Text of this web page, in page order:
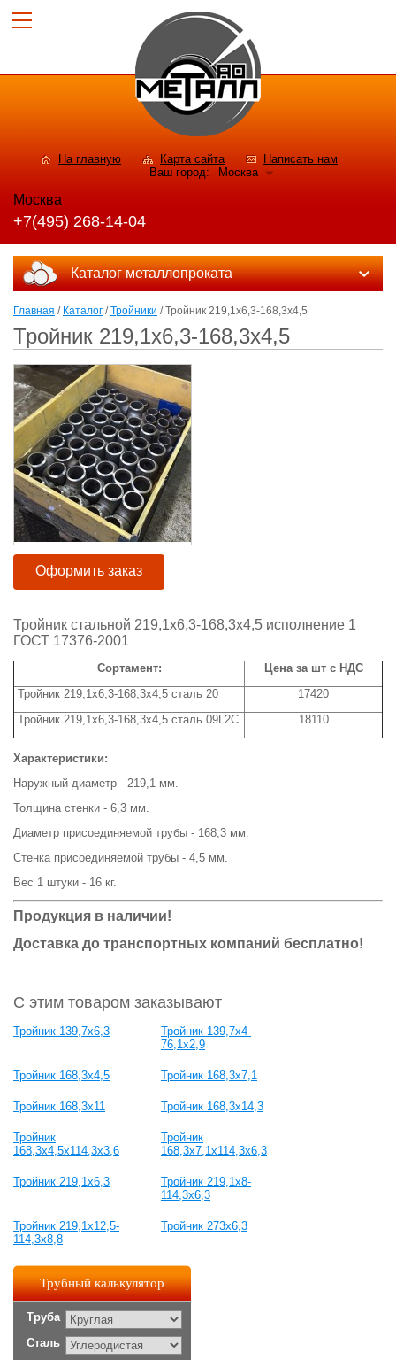
На главную Карта сайта
Написать нам
Ваш город:
Москва
Москва
+7(495) 268-14-04
Каталог металлопроката
Главная / Каталог /Тройники / Тройник 219,1х6,3-168,3х4,5
Тройник 219,1х6,3-168,3х4,5
Оформить заказ
Тройник стальной 219,1х6,3-168,3х4,5 исполнение 1
ГОСТ 17376-2001
Сортамент:
Цена за шт с НДС
Тройник 219,1х6,3-168,3х4,5 сталь 20
17420
Тройник 219,1х6,3-168,3х4,5 сталь 09Г2С
18110
Характеристики:
Наружный диаметр - 219,1 мм.
Толщина стенки - 6,3 мм.
Диаметр присоединяемой трубы - 168,3 мм.
Стенка присоединяемой трубы - 4,5 мм.
Вес 1 штуки - 16 кг.
Продукция в наличии!
Доставка до транспортных компаний бесплатно!
С этим товаром заказывают
Тройник 139,7х6,3
Тройник 139,7х4-
76,1х2,9
Тройник 168,3х4,5 Тройник 168,3х7,1
Тройник 168,3х11 Тройник 168,3х14,3
Тройник
168,3х4,5х114,3х3,6
Тройник
168,3х7,1х114,3х6,3
Тройник 219,1х6,3
Тройник 219,1х8-
114,3х6,3
Тройник 219,1х12,5-
114,3х8,8
Тройник 273х6,3
Трубный калькулятор
Труба
Сталь